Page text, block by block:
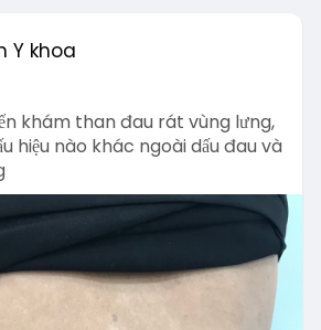
Y khoa
khám than đau rát vùng lưng,
hiệu nào khác ngoài dấu đau và